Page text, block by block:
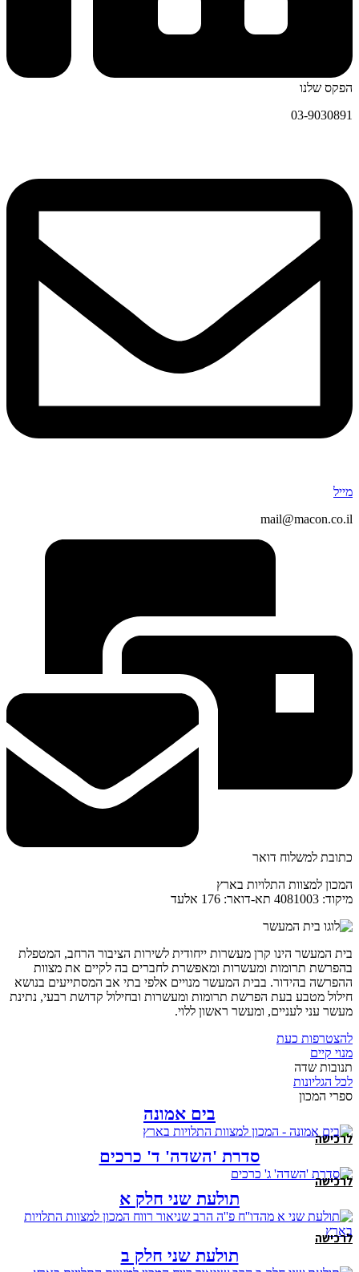
הפקס שלנו
03-9030891
מייל
mail@macon.co.il
כתובת למשלוח דואר
המכון למצוות התלויות בארץ
מיקוד: 4081003 תא-דואר: 176 אלעד
בית המעשר הינו קרן מעשרות ייחודית לשירות הציבור הרחב, המטפלת
בהפרשת תרומות ומעשרות ומאפשרת לחברים בה לקיים את מצוות
ההפרשה בהידור. בבית המעשר מנויים אלפי בתי אב המסתייעים בנושא
חילול מטבע בעת הפרשת תרומות ומעשרות ובחילול קדושת רבעי, נתינת
מעשר עני לעניים, ומעשר ראשון ללוי.
להצטרפות כעת
מנוי קיים
תנובות שדה
לכל הגליונות
ספרי המכון
בים אמונה
לרכישה
סדרת 'השדה' ד' כרכים
לרכישה
תולעת שני חלק א
לרכישה
תולעת שני חלק ב